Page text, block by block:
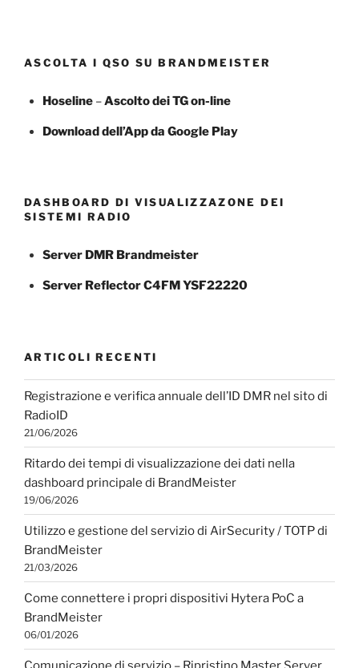
ASCOLTA I QSO SU BRANDMEISTER
Hoseline–Ascolto dei TGon-line
Download dell’App da Google Play
DASHBOARD DI VISUALIZZAZONE DEI
SISTEMI RADIO
Server DMR Brandmeister
Server Reflector C4FM YSF22220
ARTICOLI RECENTI
Registrazione e verifica annuale dell’ID DMR nel sito di
RadioID
21/06/2026
Ritardo dei tempi di visualizzazione dei dati nella
dashboard principale di BrandMeister
19/06/2026
Utilizzo e gestione del servizio di AirSecurity / TOTP di
BrandMeister
21/03/2026
Come connettere i propri dispositivi Hytera PoC a
BrandMeister
06/01/2026